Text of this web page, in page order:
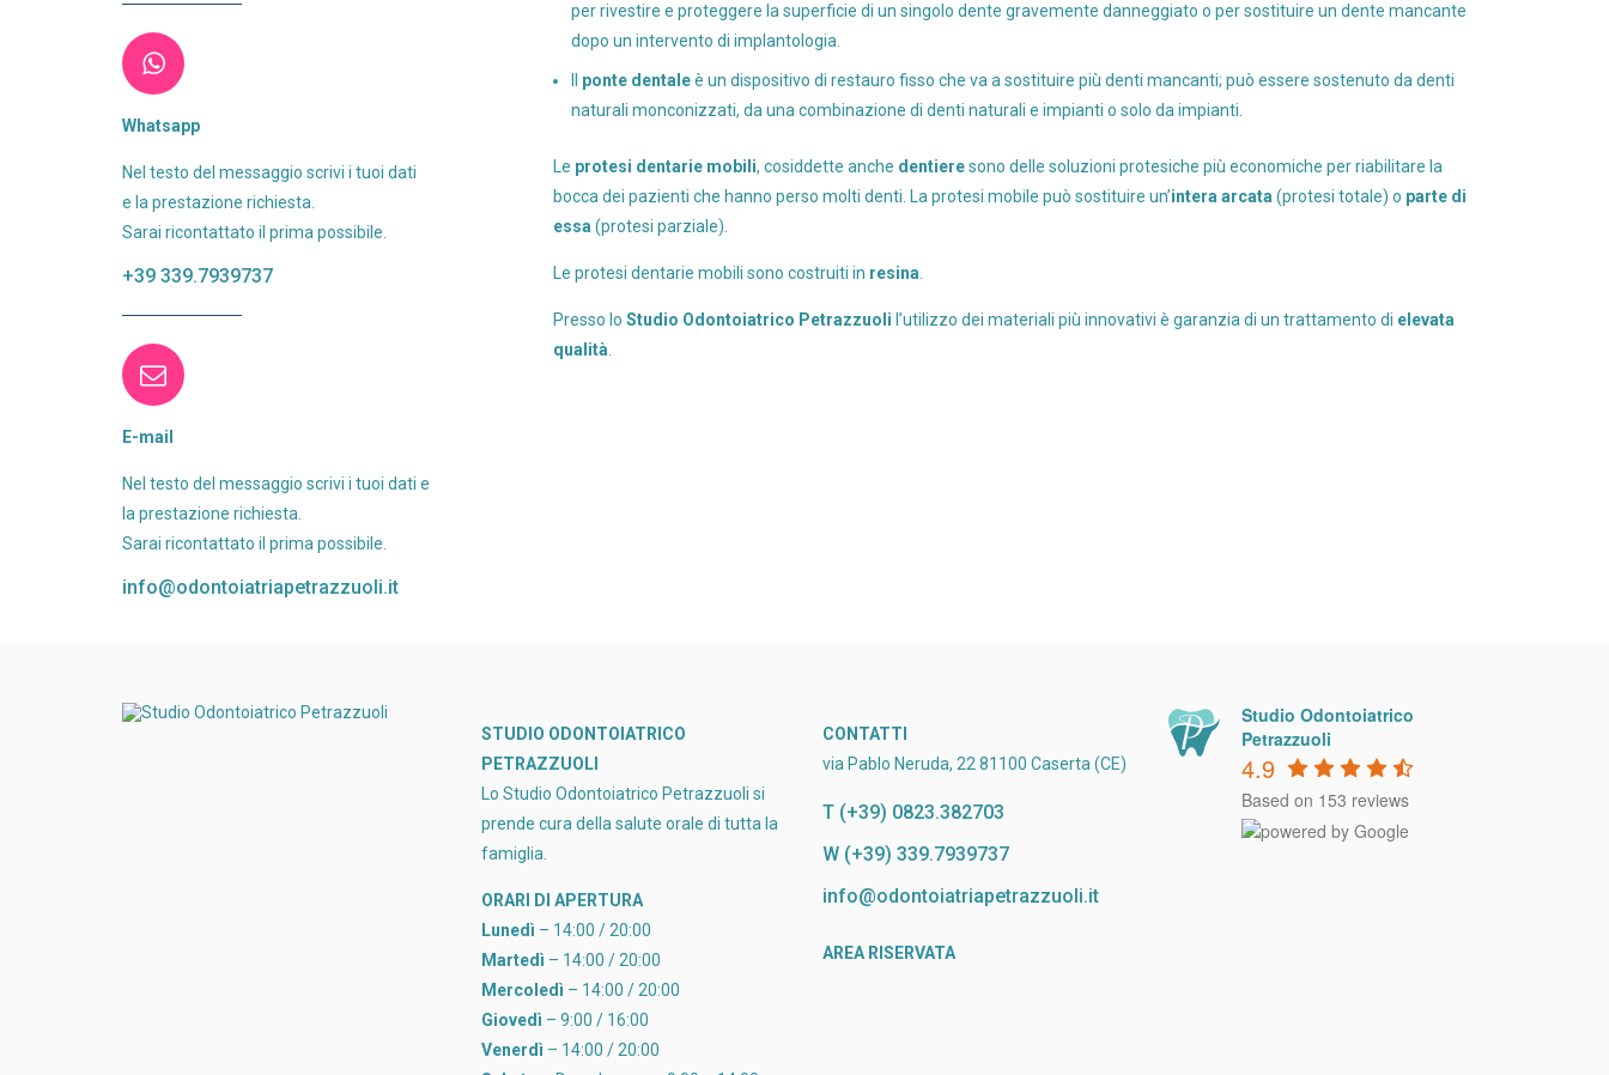
Whatsapp
Nel testo del messaggio scrivi i tuoi dati
e la prestazione richiesta.
Sarai ricontattato il prima possibile.
+39 339.7939737
E-mail
Nel testo del messaggio scrivi i tuoi dati e
la prestazione richiesta.
Sarai ricontattato il prima possibile.
info@odontoiatriapetrazzuoli.it
per rivestire e proteggere la superficie di un singolo dente gravemente danneggiato o per sostituire un dente mancante
dopo un intervento di implantologia.
ponte dentaleè un dispositivo di restauro fisso che va a sostituire più denti mancanti; può essere sostenuto da denti
naturali monconizzati, da una combinazione di denti naturali e impianti o solo da impianti.
Le protesi dentarie mobili, cosiddette anche dentieresono delle soluzioni protesiche più economiche per riabilitare la
bocca dei pazienti che hanno perso molti denti. La protesi mobile può sostituire un’intera arcata (protesi totale) o parte di
essa (protesi parziale).
Le protesi dentarie mobili sono costruiti in resina
Presso lo Studio Odontoiatrico Petrazzuoli l’utilizzo dei materiali più innovativi è garanzia di un trattamento di elevata
qualità
STUDIO ODONTOIATRICO
PETRAZZUOLI
Lo Studio Odontoiatrico Petrazzuoli si
prende cura della salute orale di tutta la
famiglia.
ORARI DI APERTURA
Lunedì – 14:00 / 20:00
Martedì – 14:00 / 20:00
Mercoledì – 14:00 / 20:00
Giovedì – 9:00 / 16:00
Venerdì – 14:00 / 20:00
CONTATTI
via Pablo Neruda, 22 81100 Caserta (CE)
T (+39) 0823.382703
W (+39) 339.7939737
info@odontoiatriapetrazzuoli.it
AREA RISERVATA
Studio Odontoiatrico
Petrazzuoli
4.9
Based on 153 reviews